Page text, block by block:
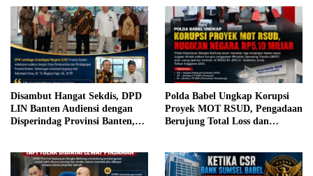
Disambut Hangat Sekdis, DPD
LIN Banten Audiensi dengan
Disperindag Provinsi Banten,
Polda Babel Ungkap Korupsi
Proyek MOT RSUD, Pengadaan
Berujung Total Loss dan